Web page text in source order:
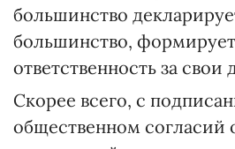
большинство
большинство,
ответственность за свои
Скорее всего, с
общественном согласий